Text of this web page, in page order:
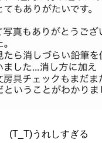
(T_T)うれしすぎる